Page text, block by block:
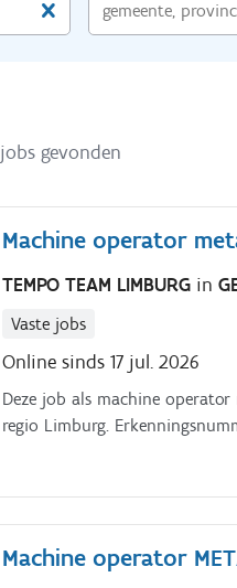
jobs gevonden
Machine operator
TEMPO TEAM LIMBURG in
Vaste jobs
Online sinds 17 jul. 2026
Deze job als machine
regio Limburg.
Machine operator